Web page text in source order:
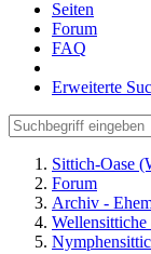
Seiten
Forum
FAQ
Erweiterte
Sittich-Oase
Forum
Archiv -